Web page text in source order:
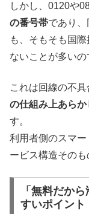
しかし、0120や
の番号帯であり
も、そもそも国
ないことが多いの
これは回線の不具
の仕組み上あら
す。
利用者側のスマ
ービス構造そのも
「無料だか
すいポイント